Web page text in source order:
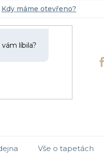
Kdy máme otevřeno?
Vše o tapetách